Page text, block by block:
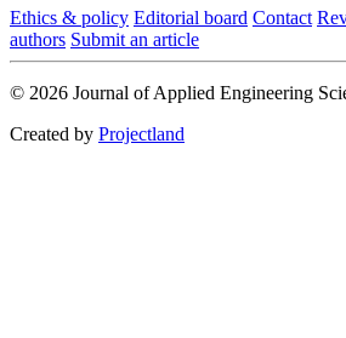
Ethics & policy Editorial board Contact
authors Submit an article
© 2026 Journal of Applied Engineering
Created by Projectland